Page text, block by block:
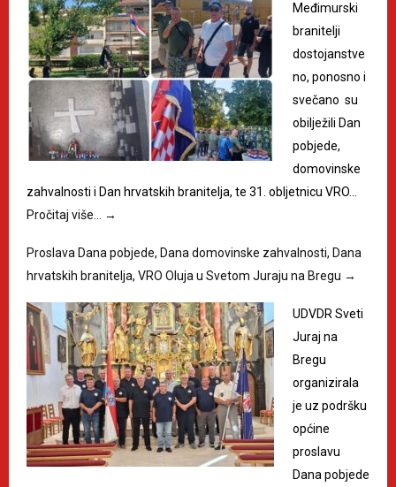
Međimurski
branitelji
dostojanstve
no, ponosno i
svečano su
obilježili Dan
pobjede,
domovinske
zahvalnosti i Dan hrvatskih branitelja, te 31. obljetnicu VRO…
Pročitaj više… →
Proslava Dana pobjede, Dana domovinske zahvalnosti, Dana
hrvatskih branitelja, VRO Oluja u Svetom Juraju na Bregu →
UDVDR Sveti
Juraj na
Bregu
organizirala
je uz podršku
općine
proslavu
Dana pobjede